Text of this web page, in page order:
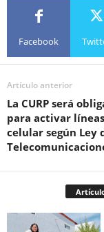
Facebook
Artículo anterior
La CURP será
para activar
celular según Ley